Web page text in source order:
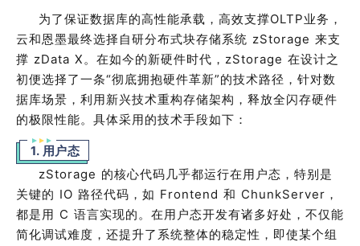
为了保证数据库的高性能承载，高效支撑OLTP业务，
云和恩墨最终选择自研分布式块存储系统 zStorage 来支
撑 zData X。在如今的新硬件时代， zStorage 在设计之
初便选择了一条“彻底拥抱硬件革新”的技术路径，针对数
据库场景，利用新兴技术重构存储架构，释放全闪存硬件
的极限性能。具体采用的技术手段如下：
1. 用户态
zStorage 的核心代码几乎都运行在用户态，特别是
关键的 IO 路径代码，如 Frontend 和 ChunkServer ，
都是用 C 语言实现的。在用户态开发有诸多好处，不仅能
简化调试难度，还提升了系统整体的稳定性，即使某个组